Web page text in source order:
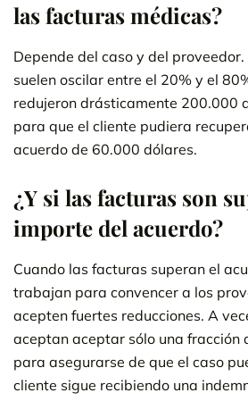
las facturas médicas?
Depende del caso y del
suelen oscilar entre el 20% y el
redujeron drásticamente 200.000
para que el cliente pudiera
acuerdo de 60.000 dólares.
¿Y si las facturas son
importe del acuerdo?
Cuando las facturas superan el
trabajan para convencer a los
acepten fuertes reducciones. A
aceptan aceptar sólo una fracción
para asegurarse de que el caso
cliente sigue recibiendo una